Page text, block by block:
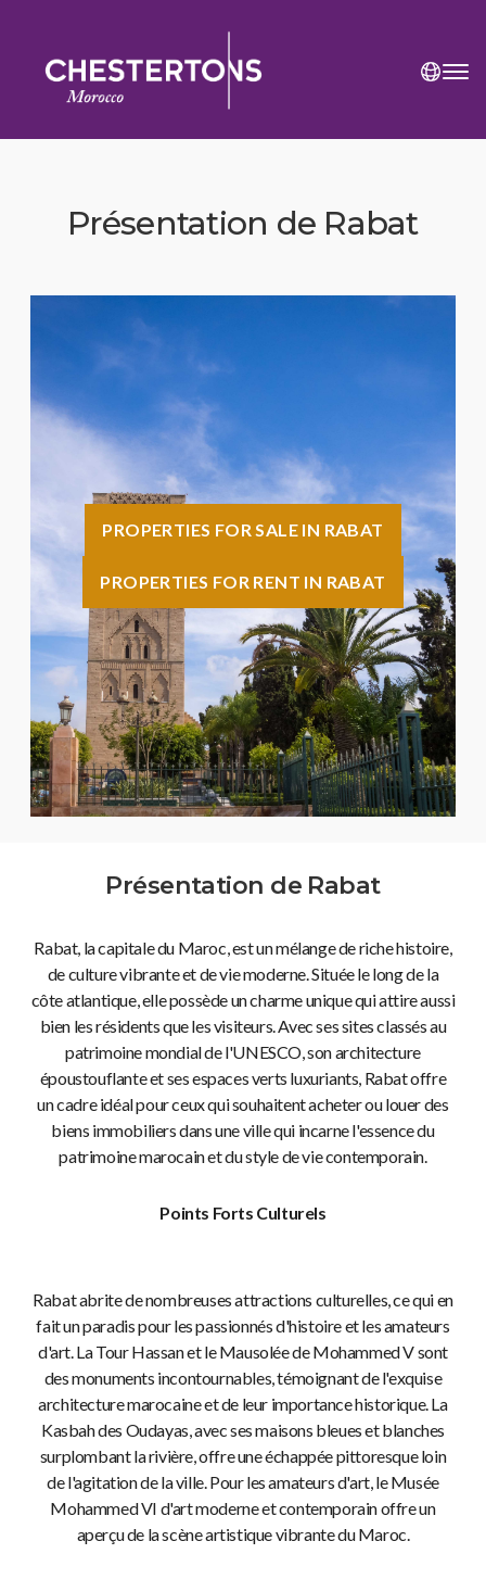
Présentation de Rabat
PROPERTIES FOR SALE IN RABAT
PROPERTIES FOR RENT IN RABAT
Présentation de Rabat
Rabat, la capitale du Maroc, est un mélange de riche histoire,
de culture vibrante et de vie moderne. Située le long de la
côte atlantique, elle possède un charme unique qui attire aussi
bien les résidents que les visiteurs. Avec ses sites classés au
patrimoine mondial de l'UNESCO, son architecture
époustouflante et ses espaces verts luxuriants, Rabat offre
un cadre idéal pour ceux qui souhaitent acheter ou louer des
biens immobiliers dans une ville qui incarne l'essence du
patrimoine marocain et du style de vie contemporain.
Points Forts Culturels
Rabat abrite de nombreuses attractions culturelles, ce qui en
fait un paradis pour les passionnés d'histoire et les amateurs
d'art. La Tour Hassan et le Mausolée de Mohammed V sont
des monuments incontournables, témoignant de l'exquise
architecture marocaine et de leur importance historique. La
Kasbah des Oudayas, avec ses maisons bleues et blanches
surplombant la rivière, offre une échappée pittoresque loin
de l'agitation de la ville. Pour les amateurs d'art, le Musée
Mohammed VI d'art moderne et contemporain offre un
aperçu de la scène artistique vibrante du Maroc.